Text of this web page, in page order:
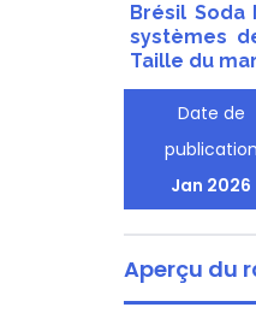
Brésil Soda
systèmes
Taille du
Date de
publication
Jan 2026
Aperçu du